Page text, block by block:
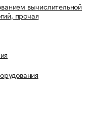
вычислительной
прочая